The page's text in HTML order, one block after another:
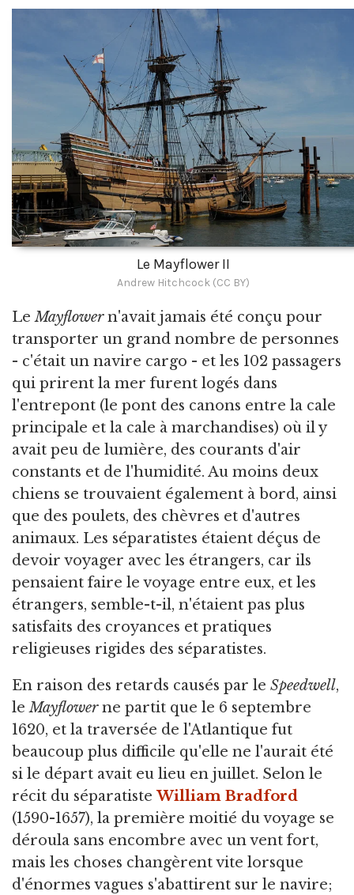
Le Mayflower II
Andrew Hitchcock (CC BY)
LeMayflowern'avait jamais été conçu pour
transporter un grand nombre de personnes
- c'était un navire cargo - et les 102 passagers
qui prirent la mer furent logés dans
l'entrepont (le pont des canons entre la cale
principale et la cale à marchandises) où il y
avait peu de lumière, des courants d'air
constants et de l'humidité. Au moins deux
chiens se trouvaient également à bord, ainsi
que des poulets, des chèvres et d'autres
animaux. Les séparatistes étaient déçus de
devoir voyager avec les étrangers, car ils
pensaient faire le voyage entre eux, et les
étrangers, semble-t-il, n'étaient pas plus
satisfaits des croyances et pratiques
religieuses rigides des séparatistes.
En raison des retards causés par le Speedwell,
leMayflowerne partit que le 6 septembre
1620, et la traversée de l'Atlantique fut
beaucoup plus difficile qu'elle ne l'aurait été
si le départ avait eu lieu en juillet. Selon le
récit du séparatisteWilliam Bradford
(1590-1657), la première moitié du voyage se
déroula sans encombre avec un vent fort,
mais les choses changèrent vite lorsque
d'énormes vagues s'abattirent sur le navire;